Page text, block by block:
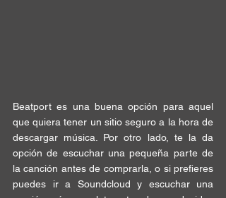
Beatport es una buena opción para aquel
que quiera tener un sitio seguro a la hora de
opción de escuchar una pequeña parte de
la canción antes de comprarla , o si prefieres
puedes ir a Soundcloud y escuchar una